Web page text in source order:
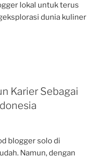
lokal untuk terus
dunia kuliner
Karier Sebagai
blogger solo di
Namun, dengan